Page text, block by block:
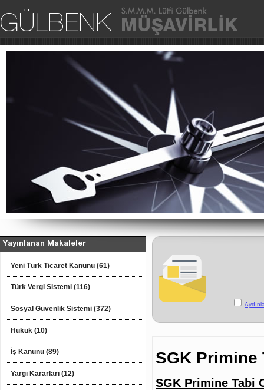
Ana
Yayınlanan Makaleler
Yeni Türk Ticaret Kanunu (61)
Türk Vergi Sistemi (116)
Sosyal Güvenlik Sistemi (372)
Hukuk (10)
İş Kanunu (89)
Yargı Kararları (12)
SGK Primine
SGK Primine Tabi